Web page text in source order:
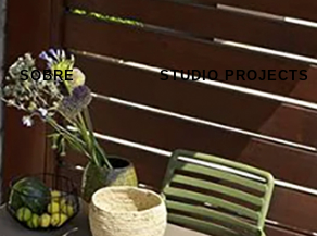
SOBRE STUDIO PROJECTS